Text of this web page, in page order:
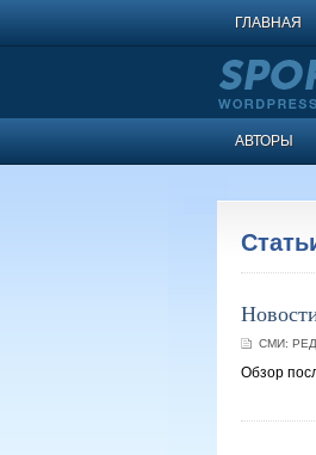
ГЛАВНАЯ
АВТОРЫ
СМИ:
Обзор